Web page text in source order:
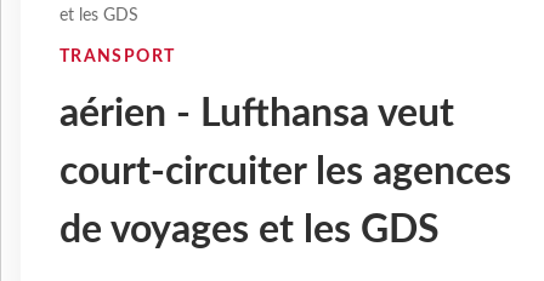
et les GDS
TRANSPORT
aérien - Lufthansa veut
court-circuiter les agences
de voyages et les GDS